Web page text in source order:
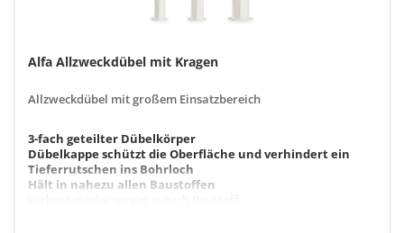
Alfa Allzweckdübel mit Kragen
Allzweckdübel mit großem Einsatzbereich
3-fach geteilter Dübelkörper
Dübelkappe schützt die Oberfläche und verhindert ein
Tieferrutschen ins Bohrloch
Hält in nahezu allen Baustoffen